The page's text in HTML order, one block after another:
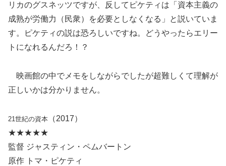
リカのグスネッツですが、反してピケティは「資本主義の
成熟が労働力（民衆）を必要としなくなる」と説いていま
す。ピケティの説は恐ろしいですね。どうやったらエリー
トになれるんだろ！？
映画館の中でメモをしながらでしたが超難しくて理解が
正しいかは分かりません。
21世紀の資本 （2017）
★★★★★
監督 ジャスティン・ペムバートン
原作 トマ・ピケティ